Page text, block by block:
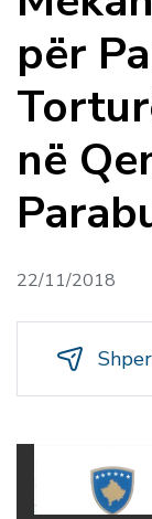
për
në
22/11/2018